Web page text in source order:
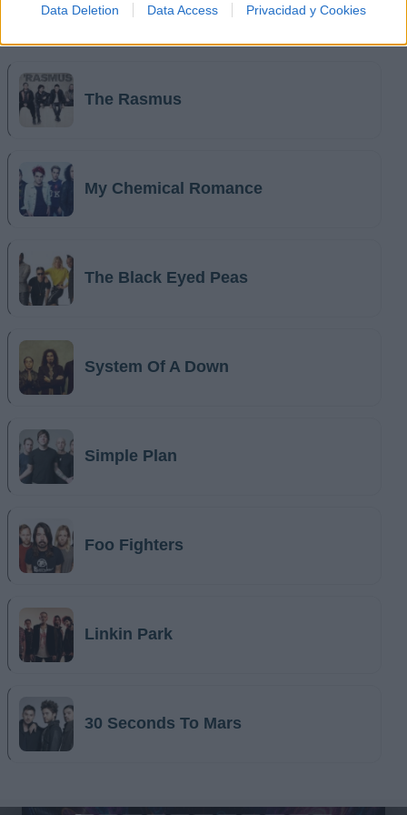
Data Deletion Data Access Privacidad y Cookies
Música Relacionada
The Rasmus
My Chemical Romance
The Black Eyed Peas
System Of A Down
Simple Plan
Foo Fighters
Linkin Park
30 Seconds To Mars